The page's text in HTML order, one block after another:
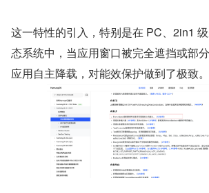
这一特性的引入，特别是在 PC、2in1
态系统中，当应用窗口被完全遮挡或部
应用自主降载，对能效保护做到了极致。